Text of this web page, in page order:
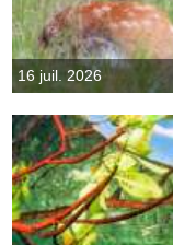
16 juil. 2026